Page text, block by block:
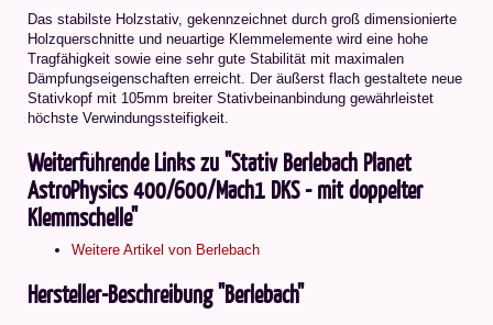
Das stabilste Holzstativ, gekennzeichnet durch groß dimensionierte
Holzquerschnitte und neuartige Klemmelemente wird eine hohe
Tragfähigkeit sowie eine sehr gute Stabilität mit maximalen
Dämpfungseigenschaften erreicht. Der äußerst flach gestaltete neue
Stativkopf mit 105mm breiter Stativbeinanbindung gewährleistet
höchste Verwindungssteifigkeit.
Weiterführende Links zu "Stativ Berlebach Planet
AstroPhysics 400/600/Mach1 DKS - mit doppelter
Klemmschelle"
Weitere Artikel von Berlebach
Hersteller-Beschreibung "Berlebach"